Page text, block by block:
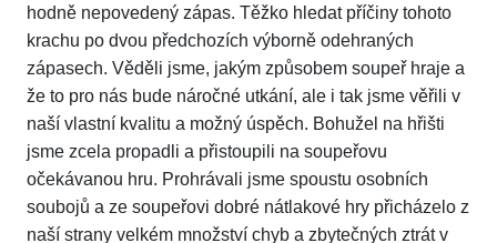
hodně nepovedený zápas. Těžko hledat příčiny tohoto
krachu po dvou předchozích výborně odehraných
zápasech. Věděli jsme, jakým způsobem soupeř hraje a
že to pro nás bude náročné utkání, ale i tak jsme věřili v
naší vlastní kvalitu a možný úspěch. Bohužel na hřišti
jsme zcela propadli a přistoupili na soupeřovu
očekávanou hru. Prohrávali jsme spoustu osobních
soubojů a ze soupeřovi dobré nátlakové hry přicházelo z
naší strany velkém množství chyb a zbytečných ztrát v